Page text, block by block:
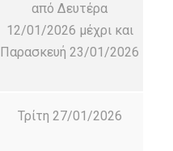
από Δευτέρα
12/01/2026 μέχρι και
Παρασκευή 23/01/2026
Τρίτη 27/01/2026